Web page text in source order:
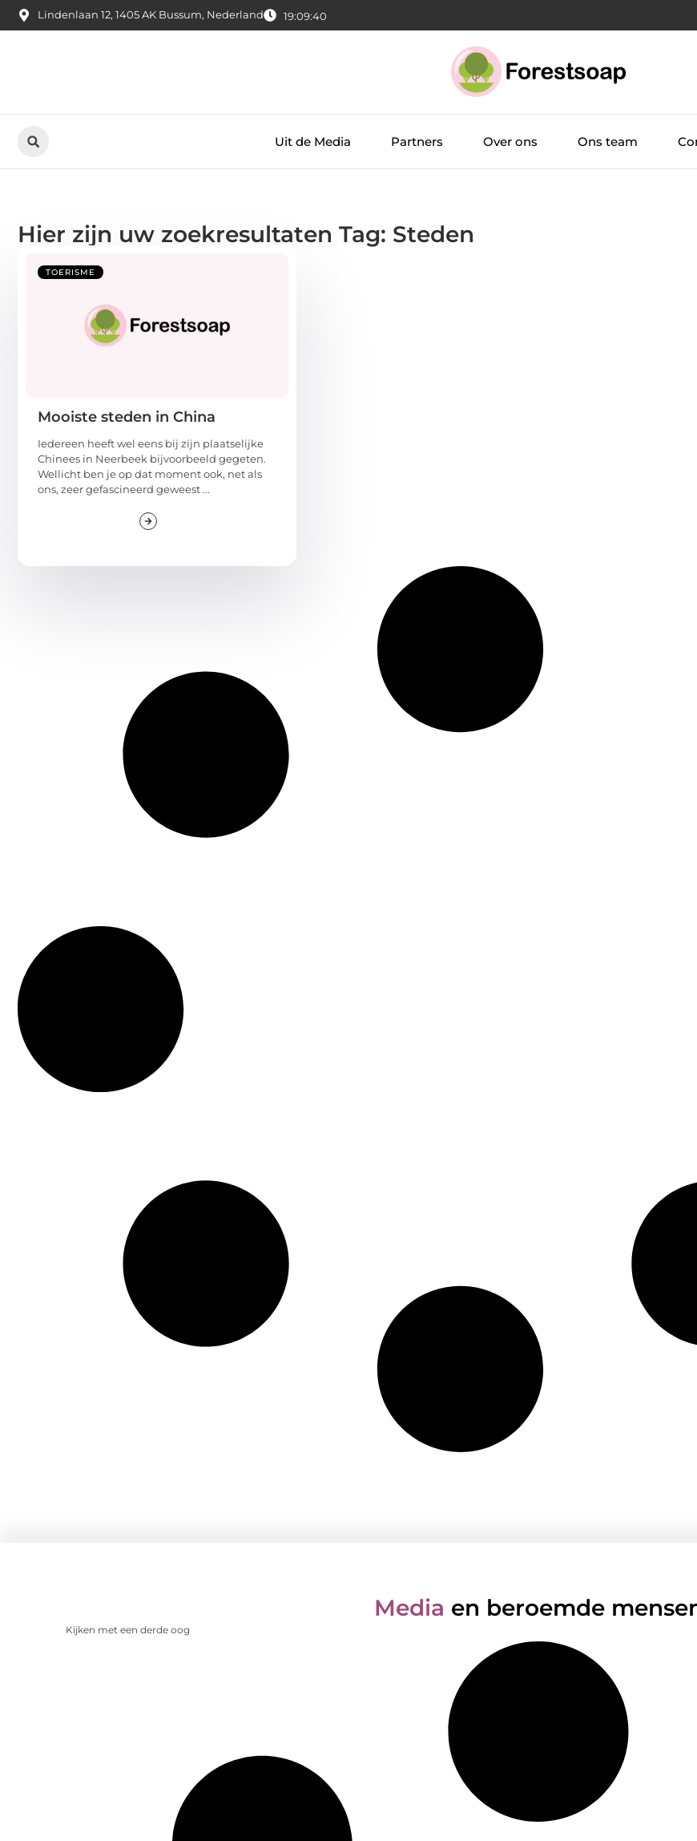
Lindenlaan 12, 1405 AK Bussum, Nederland 19:09:40
Uit de Media Partners Over ons Ons team
Hier zijn uw zoekresultaten Tag: Steden
TOERISME
Mooiste steden in China
Iedereen heeft wel eens bij zijn plaatselijke
Chinees in Neerbeek bijvoorbeeld gegeten.
Wellicht ben je op dat moment ook, net als
ons, zeer gefascineerd geweest ...
Media en beroemde
Kijken met een derde oog